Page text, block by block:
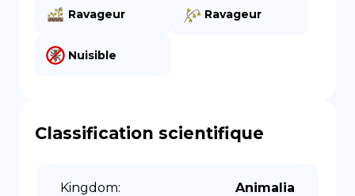
Ravageur Ravageur
Nuisible
Classification scientifique
Kingdom: Animalia